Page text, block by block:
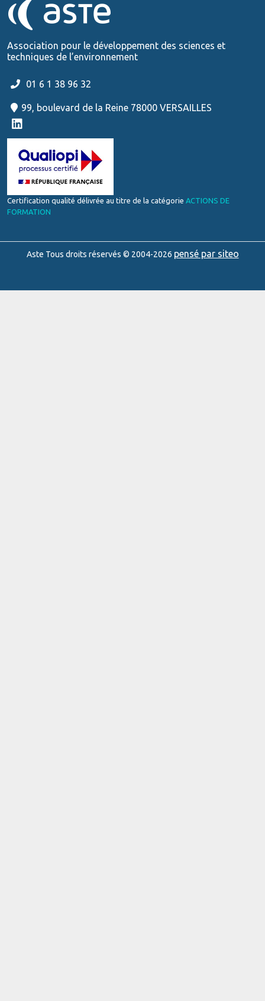
Association pour le développement des sciences et
techniques de l’environnement
01 6 1 38 96 32
99, boulevard de la Reine 78000 VERSAILLES
Certification qualité délivrée au titre de la catégorie ACTIONS DE
FORMATION
Aste Tous droits réservés © 2004-2026 pensé par siteo